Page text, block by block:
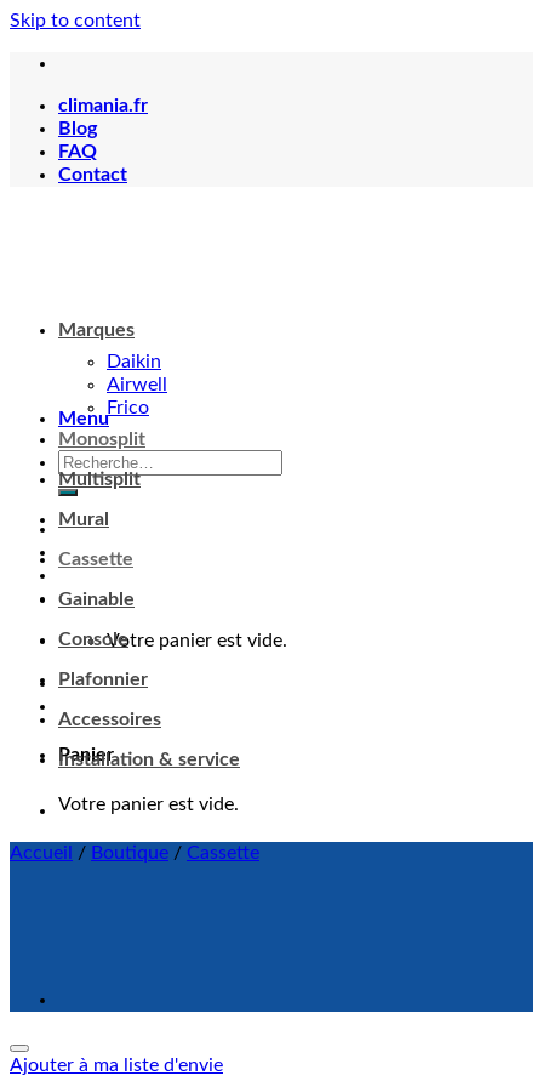
Skip to content
climania.fr
Blog
FAQ
Contact
Menu
Votre panier est vide.
Panier
Votre panier est vide.
Marques
Daikin
Airwell
Frico
Monosplit
Multisplit
Mural
Cassette
Gainable
Console
Plafonnier
Accessoires
Installation & service
Accueil / Boutique / Cassette
Ajouter à ma liste d'envie